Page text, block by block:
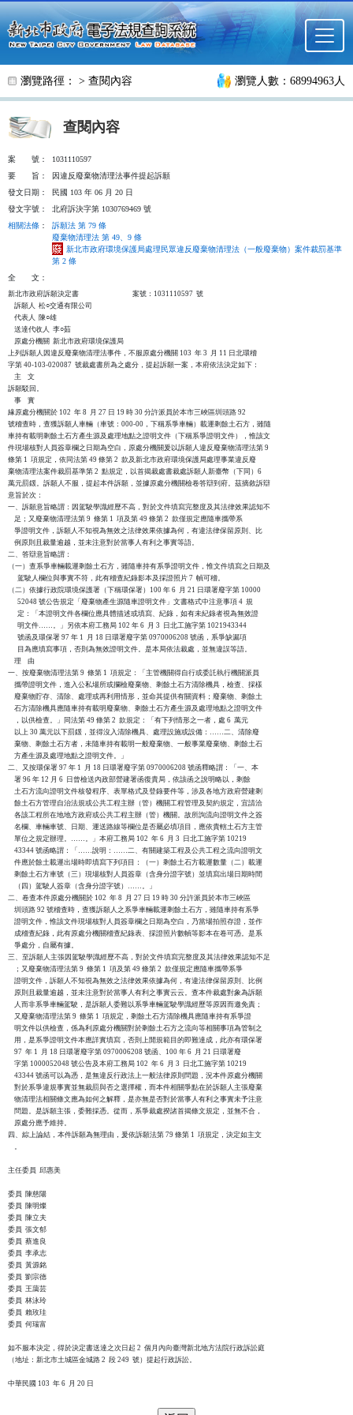
跳至主要內容
瀏覽路徑： > 查閱內容 瀏覽人數：68994963人
查閱內容
案 號：
1031110597
要
旨：
因違反廢棄物清理法事件提起訴願
發文日期：
民國 103 年 06 月 20 日
發文字號：
北府訴決字第 1030769469 號
相關法條 ：
訴願法 第 79 條
廢棄物清理法 第 49、9 條
新北市政府環境保護局處理民眾違反廢棄物清理法（一般廢棄物）案件裁罰基準
第 2 條
全
文：
新北市政府訴願決定書                                  案號：1031110597  號
    訴願人  松○交通有限公司
    代表人  陳○雄
    送達代收人  李○茹
    原處分機關  新北市政府環境保護局
上列訴願人因違反廢棄物清理法事件，不服原處分機關 103  年 3  月 11 日北環稽
字第 40-103-020087  號裁處書所為之處分，提起訴願一案，本府依法決定如下：
    主    文
訴願駁回。
    事    實
緣原處分機關於 102  年 8  月 27 日 19 時 30 分許派員於本市三峽區圳頭路 92
號稽查時，查獲訴願人車輛（車號：000-00，下稱系爭車輛）載運剩餘土石方，雖隨
車持有載明剩餘土石方產生源及處理地點之證明文件（下稱系爭證明文件），惟該文
件現場核對人員簽章欄之日期為空白，原處分機關爰以訴願人違反廢棄物清理法第 9
條第 1  項規定，依同法第 49 條第 2  款及新北市政府環境保護局處理事業違反廢
棄物清理法案件裁罰基準第 2  點規定，以首揭裁處書裁處訴願人新臺幣（下同）6
萬元罰鍰。訴願人不服，提起本件訴願，並據原處分機關檢卷答辯到府。茲摘敘訴辯
意旨於次：
一、訴願意旨略謂：因駕駛學識經歷不高，對於文件填寫完整度及其法律效果認知不
    足；又廢棄物清理法第 9  條第 1  項及第 49 條第 2  款僅規定應隨車攜帶系
    爭證明文件，訴願人不知視為無效之法律效果依據為何，有違法律保留原則、比
    例原則且裁量逾越，並未注意對於當事人有利之事實等語。
二、答辯意旨略謂：
（一）查系爭車輛載運剩餘土石方，雖隨車持有系爭證明文件，惟文件填寫之日期及
      駕駛人欄位與事實不符，此有稽查紀錄影本及採證照片 7  幀可稽。
（二）依據行政院環境保護署（下稱環保署）100 年 6  月 21 日環署廢字第 10000
      52048 號公告規定「廢棄物產生源隨車證明文件」文書格式中注意事項 4  規
      定：「本證明文件各欄位應具體描述或填寫、紀錄，如有未紀錄者視為無效證
      明文件……。」另依本府工務局 102 年 6  月 3  日北工施字第 1021943344
      號函及環保署 97 年 1  月 18 日環署廢字第 0970006208 號函，系爭缺漏項
      目為應填寫事項，否則為無效證明文件。是本局依法裁處，並無違誤等語。
    理    由
一、按廢棄物清理法第 9  條第 1  項規定：「主管機關得自行或委託執行機關派員
    攜帶證明文件，進入公私場所或攔檢廢棄物、剩餘土石方清除機具，檢查、採樣
    廢棄物貯存、清除、處理或再利用情形，並命其提供有關資料；廢棄物、剩餘土
    石方清除機具應隨車持有載明廢棄物、剩餘土石方產生源及處理地點之證明文件
    ，以供檢查。」同法第 49 條第 2  款規定：「有下列情形之一者，處 6  萬元
    以上 30 萬元以下罰鍰，並得沒入清除機具、處理設施或設備：……二、清除廢
    棄物、剩餘土石方者，未隨車持有載明一般廢棄物、一般事業廢棄物、剩餘土石
    方產生源及處理地點之證明文件。」
二、又按環保署 97 年 1  月 18 日環署廢字第 0970006208 號函釋略謂：「一、本
    署 96 年 12 月 6  日曾檢送內政部營建署函復貴局，依該函之說明略以，剩餘
    土石方流向證明文件核發程序、表單格式及登錄要件等，涉及各地方政府營建剩
    餘土石方管理自治法規或公共工程主辦（管）機關工程管理及契約規定，宜請洽
    各該工程所在地地方政府或公共工程主辦（管）機關。故所詢流向證明文件之簽
    名欄、車輛車號、日期、運送路線等欄位是否屬必填項目，應依貴轄土石方主管
    單位之規定辦理。……。」本府工務局 102  年 6  月 3  日北工施字第 10219
    43344 號函略謂：「……說明：……二、有關建築工程及公共工程之流向證明文
    件應於餘土載運出場時即填寫下列項目：（一）剩餘土石方載運數量（二）載運
    剩餘土石方車號（三）現場核對人員簽章（含身分證字號）並填寫出場日期時間
    （四）駕駛人簽章（含身分證字號）……。」
二、卷查本件原處分機關於 102  年 8  月 27 日 19 時 30 分許派員於本市三峽區
    圳頭路 92 號稽查時，查獲訴願人之系爭車輛載運剩餘土石方，雖隨車持有系爭
    證明文件，惟該文件現場核對人員簽章欄之日期為空白，乃當場拍照存證，並作
    成稽查紀錄，此有原處分機關稽查紀錄表、採證照片數幀等影本在卷可憑。是系
    爭處分，自屬有據。
三、至訴願人主張因駕駛學識經歷不高，對於文件填寫完整度及其法律效果認知不足
    ；又廢棄物清理法第 9  條第 1  項及第 49 條第 2  款僅規定應隨車攜帶系爭
    證明文件，訴願人不知視為無效之法律效果依據為何，有違法律保留原則、比例
    原則且裁量逾越，並未注意對於當事人有利之事實云云。查本件裁處對象為訴願
    人而非系爭車輛駕駛，是訴願人委難以系爭車輛駕駛學識經歷等原因而邀免責；
    又廢棄物清理法第 9  條第 1  項規定，剩餘土石方清除機具應隨車持有系爭證
    明文件以供檢查，係為利原處分機關對於剩餘土石方之流向等相關事項為管制之
    用，是系爭證明文件本應詳實填寫，否則上開規範目的即難達成，此亦有環保署
    97  年 1  月 18 日環署廢字第 0970006208 號函、100 年 6  月 21 日環署廢
    字第 1000052048 號公告及本府工務局 102  年 6  月 3  日北工施字第 10219
    43344 號函可以為憑，是無違反行政法上一般法律原則問題，況本件原處分機關
    對於系爭違規事實並無裁罰與否之選擇權，而本件相關爭點在於訴願人主張廢棄
    物清理法相關條文應為如何之解釋，是亦無是否對於當事人有利之事實未予注意
    問題。是訴願主張，委難採憑。從而，系爭裁處揆諸首揭條文規定，並無不合，
    原處分應予維持。
四、綜上論結，本件訴願為無理由，爰依訴願法第 79 條第 1  項規定，決定如主文
    。
主任委員  邱惠美
委員  陳慈陽
委員  陳明燦
委員  陳立夫
委員  張文郁
委員  蔡進良
委員  李承志
委員  黃源銘
委員  劉宗德
委員  王藹芸
委員  林泳玲
委員  賴玫珪
委員  何瑞富
如不服本決定，得於決定書送達之次日起 2  個月內向臺灣新北地方法院行政訴訟庭
（地址：新北市土城區金城路 2  段 249  號）提起行政訴訟。